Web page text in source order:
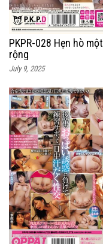
PKPR-028 Hẹn hò
rộng
July 9, 2025